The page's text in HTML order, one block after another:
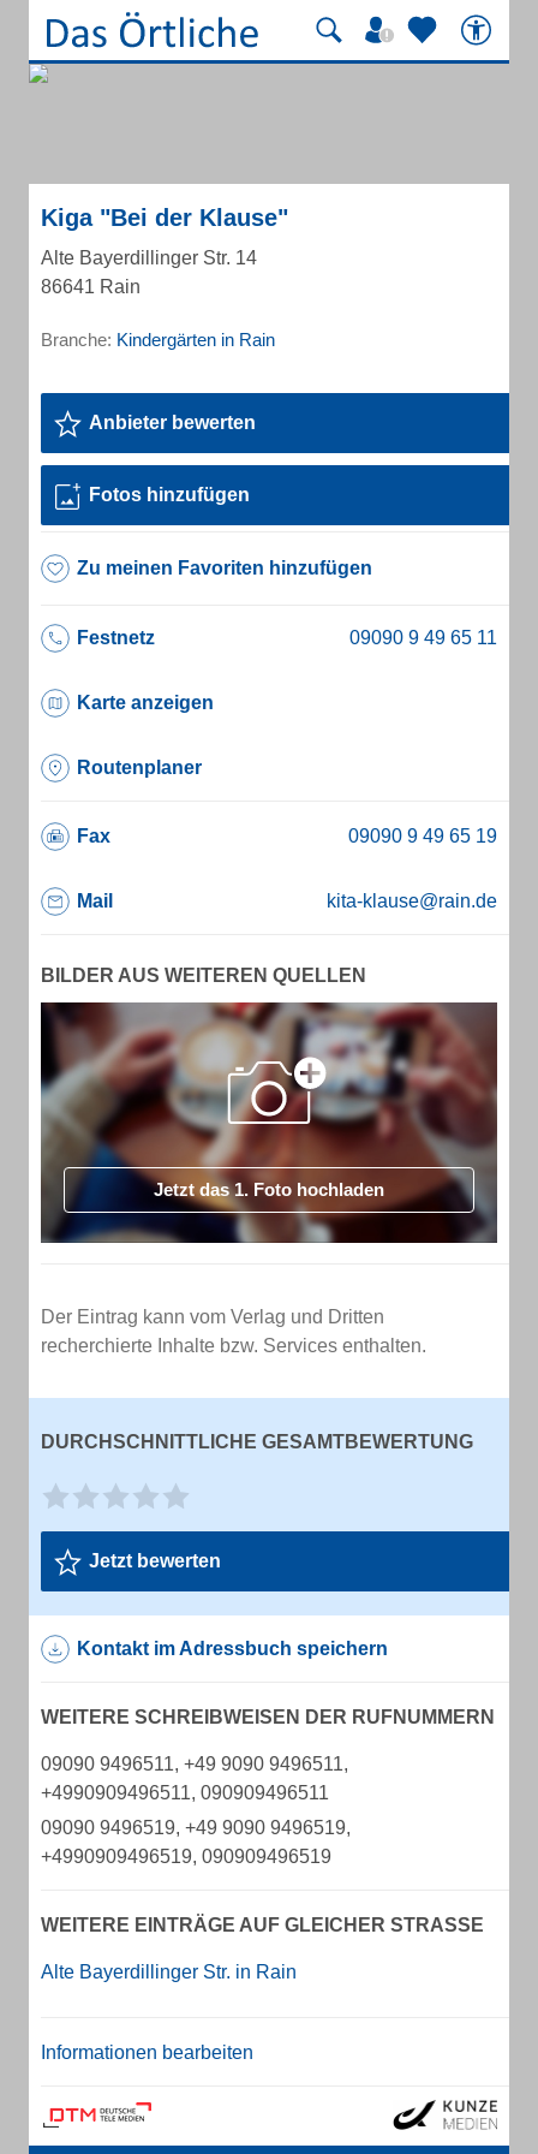
Kiga "Bei der Klause"
Alte Bayerdillinger Str. 14
86641 Rain
Branche: Kindergärten in Rain
Anbieter bewerten
Fotos hinzufügen
Zu meinen Favoriten hinzufügen
Festnetz
Karte anzeigen
Routenplaner
Fax
Mail kita-klause@rain.de
BILDER AUS WEITEREN QUELLEN
Jetzt das 1. Foto hochladen
Der Eintrag kann vom Verlag und Dritten
recherchierte Inhalte bzw. Services enthalten.
DURCHSCHNITTLICHE GESAMTBEWERTUNG
Jetzt bewerten
Kontakt im Adressbuch speichern
WEITERE SCHREIBWEISEN DER RUFNUMMERN
09090 9496511, +49 9090 9496511,
+4990909496511, 090909496511
09090 9496519, +49 9090 9496519,
+4990909496519, 090909496519
WEITERE EINTRÄGE AUF GLEICHER STRASSE
Alte Bayerdillinger Str. in Rain
Informationen bearbeiten